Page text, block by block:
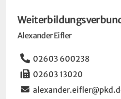
Alexander Eifler
Telefon
02603 600238
Fax
02603 13020
Email